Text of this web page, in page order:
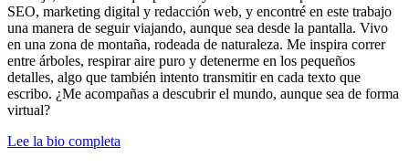
SEO, marketing digital y redacción web, y encontré en este trabajo
una manera de seguir viajando, aunque sea desde la pantalla. Vivo
en una zona de montaña, rodeada de naturaleza. Me inspira correr
entre árboles, respirar aire puro y detenerme en los pequeños
detalles, algo que también intento transmitir en cada texto que
escribo. ¿Me acompañas a descubrir el mundo, aunque sea de forma
virtual?
Lee la bio completa